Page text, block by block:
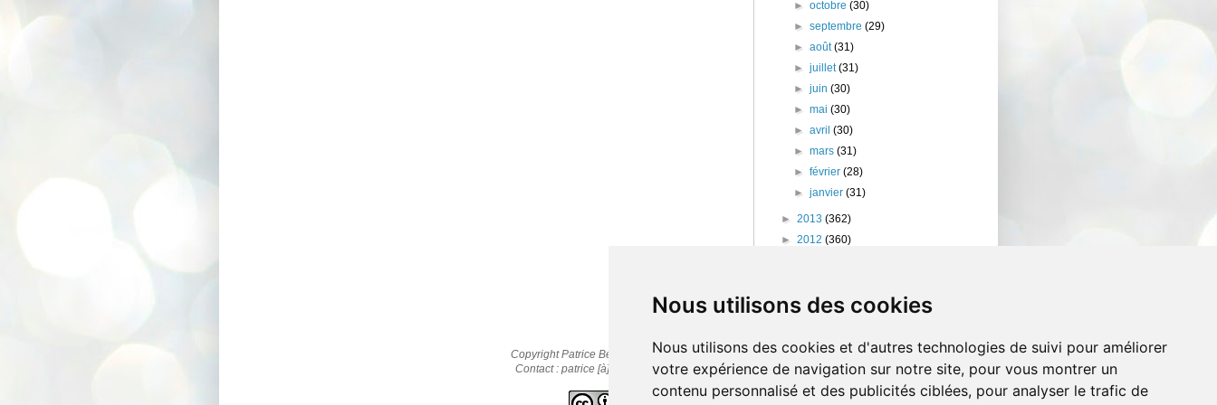
Nous utilisons des cookies
Nous utilisons des cookies et d'autres technologies de suivi pour améliorer
votre expérience de navigation sur notre site, pour vous montrer un
contenu personnalisé et des publicités ciblées, pour analyser le trafic de
►octobre(30)
►septembre(29)
►août(31)
►juillet(31)
►juin(30)
►mai(30)
►avril(30)
►mars(31)
►février(28)
►janvier(31)
► 2013 (362)
► 2012 (360)
Copyright Patrice Bernard © 2010-2025
Contact : patrice [à] cestpasmonidee.fr